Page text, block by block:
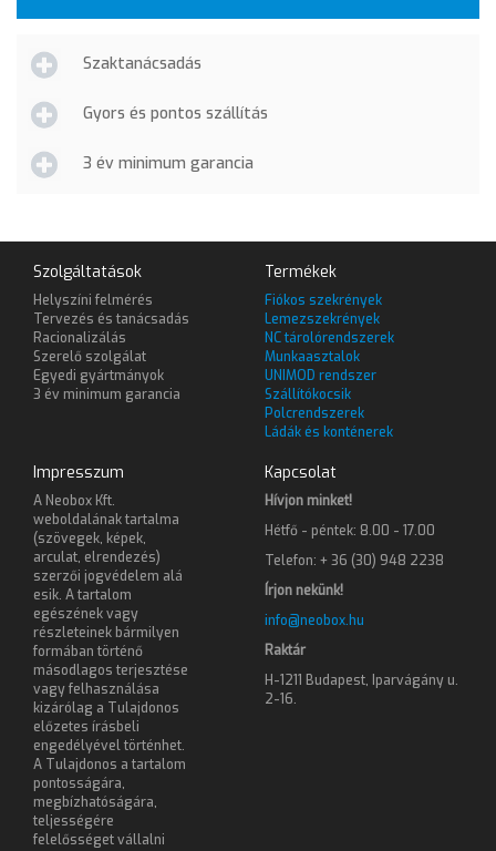
Szaktanácsadás
Gyors és pontos szállítás
3 év minimum garancia
Szolgáltatások
Helyszíni felmérés
Tervezés és tanácsadás
Racionalizálás
Szerelő szolgálat
Egyedi gyártmányok
3 év minimum garancia
Termékek
Fiókos szekrények
Lemezszekrények
NC tárolórendszerek
Munkaasztalok
UNIMOD rendszer
Szállítókocsik
Polcrendszerek
Ládák és konténerek
Impresszum
A Neobox Kft.
weboldalának tartalma
(szövegek, képek,
arculat, elrendezés)
szerzői jogvédelem alá
esik. A tartalom
egészének vagy
részleteinek bármilyen
formában történő
másodlagos terjesztése
vagy felhasználása
kizárólag a Tulajdonos
előzetes írásbeli
engedélyével történhet.
A Tulajdonos a tartalom
pontosságára,
megbízhatóságára,
teljességére
felelősséget vállalni
Kapcsolat
Hívjon minket!
Hétfő - péntek: 8.00 - 17.00
Telefon: + 36 (30) 948 2238
Írjon nekünk!
info@neobox.hu
Raktár
H-1211 Budapest, Iparvágány u.
2-16.